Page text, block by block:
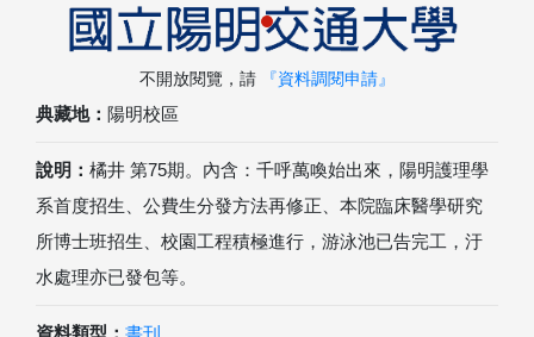
典藏地： 陽明校區
說明： 橘井 第75期。內含：千呼萬喚始出來，陽明護理學
系首度招生、公費生分發方法再修正、本院臨床醫學研究
所博士班招生、校園工程積極進行，游泳池已告完工，汙
水處理亦已發包等。
資料類型： 書刊
不開放閱覽，請 『資料調閱申請』